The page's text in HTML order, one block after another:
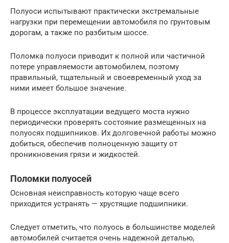
Полуоси испытывают практически экстремальные
нагрузки при перемещении автомобиля по грунтовым
дорогам, а также по разбитым шоссе.
Поломка полуоси приводит к полной или частичной
потере управляемости автомобилем, поэтому
правильный, тщательный и своевременный уход за
ними имеет большое значение.
В процессе эксплуатации ведущего моста нужно
периодически проверять состояние размещенных на
полуосях подшипников. Их долговечной работы можно
добиться, обеспечив полноценную защиту от
проникновения грязи и жидкостей.
Поломки полуосей
Основная неисправность которую чаще всего
приходится устранять — хрустящие подшипники.
Следует отметить, что полуось в большинстве моделей
автомобилей считается очень надежной деталью,